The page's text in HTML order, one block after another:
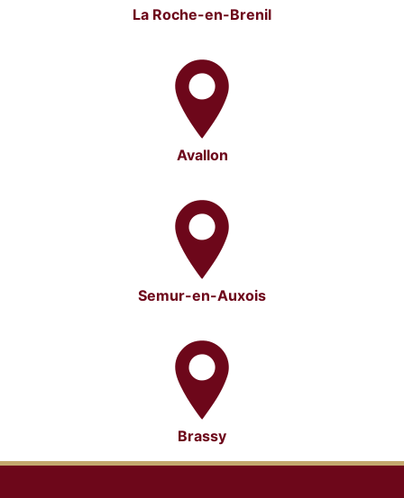
La Roche-en-Brenil
Avallon
Semur-en-Auxois
Brassy